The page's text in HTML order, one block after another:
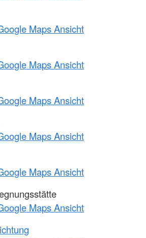
Maps Ansicht
Maps Ansicht
Maps Ansicht
Maps Ansicht
Maps Ansicht
Maps Ansicht